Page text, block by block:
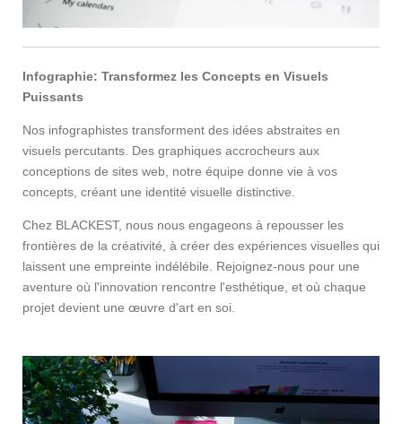
Infographie: Transformez les Concepts en Visuels
Puissants
Nos infographistes transforment des idées abstraites en
visuels percutants. Des graphiques accrocheurs aux
conceptions de sites web, notre équipe donne vie à vos
concepts, créant une identité visuelle distinctive.
Chez BLACKEST, nous nous engageons à repousser les
frontières de la créativité, à créer des expériences visuelles qui
laissent une empreinte indélébile. Rejoignez-nous pour une
aventure où l'innovation rencontre l'esthétique, et où chaque
projet devient une œuvre d'art en soi.